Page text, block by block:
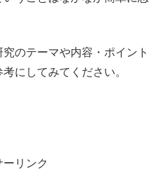
のテーマや内容・ポイント
にしてみてください。
ーリンク